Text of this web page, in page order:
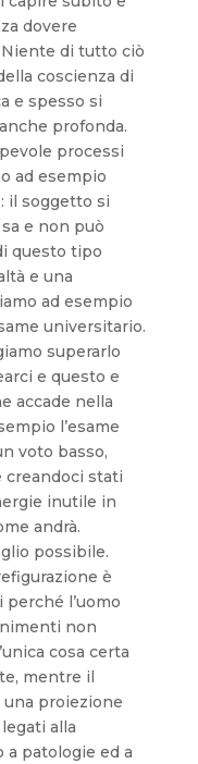
dovere
di tutto ciò
coscienza di
e spesso si
profonda.
processi
ad esempio
il soggetto si
e non può
questo tipo
e una
ad esempio
universitario.
superarlo
e questo e
accade nella
l’esame
voto basso,
creandoci stati
inutile in
andrà.
possibile.
è
l’uomo
non
cosa certa
mentre il
proiezione
alla
a patologie ed a